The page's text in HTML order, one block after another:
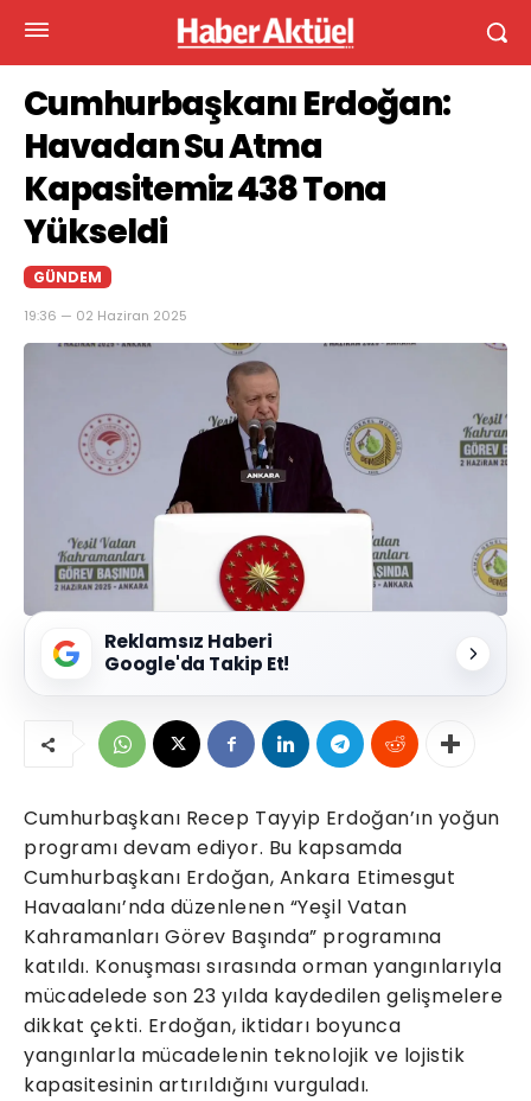
Cumhurbaşkanı Erdoğan:
Havadan Su Atma
Kapasitemiz 438 Tona
Yükseldi
GÜNDEM
19:36 — 02 Haziran 2025
Reklamsız Haberi
Google'da Takip Et!
Cumhurbaşkanı Recep Tayyip Erdoğan’ın yoğun
programı devam ediyor. Bu kapsamda
Cumhurbaşkanı Erdoğan, Ankara Etimesgut
Havaalanı’nda düzenlenen “Yeşil Vatan
Kahramanları Görev Başında” programına
katıldı. Konuşması sırasında orman yangınlarıyla
mücadelede son 23 yılda kaydedilen gelişmelere
dikkat çekti. Erdoğan, iktidarı boyunca
yangınlarla mücadelenin teknolojik ve lojistik
kapasitesinin artırıldığını vurguladı.